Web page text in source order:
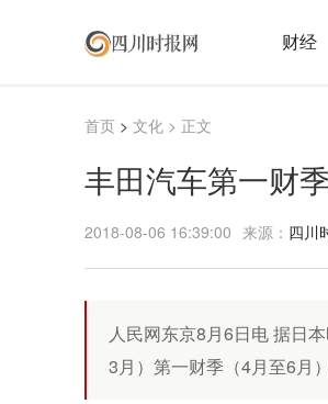
财经
首页 > 文化 > 正文
丰田汽车第一财
2018-08-06 16:39:00 来源： 四川
人民网东京8月6日电 据日
3月）第一财季（4月至6月